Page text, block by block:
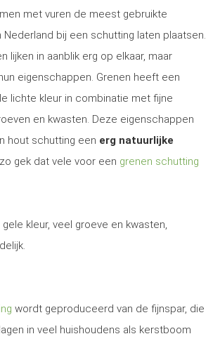
met vuren de meest gebruikte
Nederland bij een schutting laten plaatsen.
lijken in aanblik erg op elkaar, maar
eigenschappen. Grenen heeft een
lichte kleur in combinatie met fijne
en kwasten. Deze eigenschappen
hout schutting een erg natuurlijke
gek dat vele voor een grenen schutting
gele kleur, veel groeve en kwasten,
wordt geproduceerd van de fijnspar, die
in veel huishoudens als kerstboom